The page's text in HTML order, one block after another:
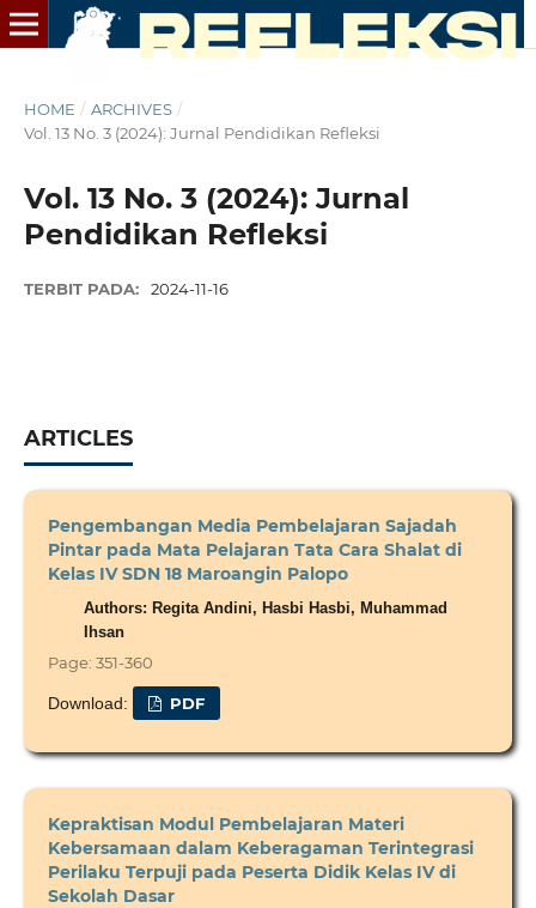
HOME / ARCHIVES /
Vol. 13 No. 3 (2024): Jurnal Pendidikan Refleksi
Vol. 13 No. 3 (2024): Jurnal
Pendidikan Refleksi
TERBIT PADA: 2024-11-16
ARTICLES
Pengembangan Media Pembelajaran Sajadah
Pintar pada Mata Pelajaran Tata Cara Shalat di
Kelas IV SDN 18 Maroangin Palopo
Authors: Regita Andini, Hasbi Hasbi, Muhammad
Ihsan
Page: 351-360
Download: PDF
Kepraktisan Modul Pembelajaran Materi
Kebersamaan dalam Keberagaman Terintegrasi
Perilaku Terpuji pada Peserta Didik Kelas IV di
Sekolah Dasar